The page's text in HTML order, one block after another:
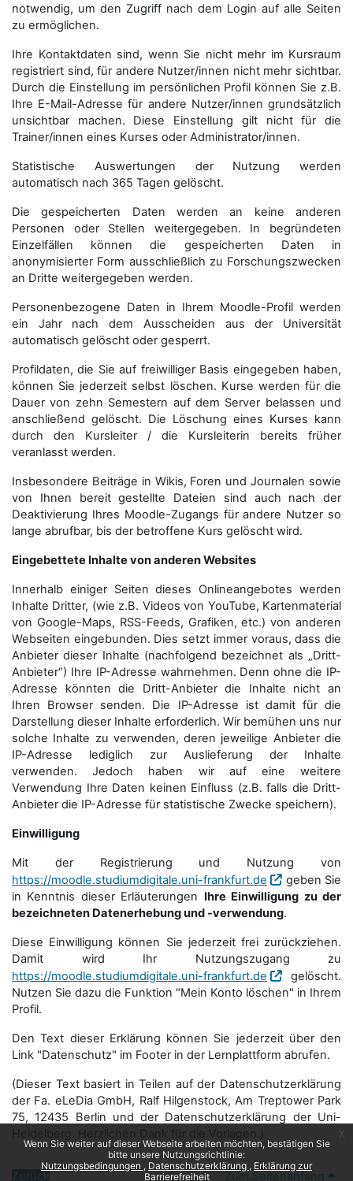
Wenn Sie weiter auf dieser Webseite arbeiten möchten, bestätigen Sie
bitte unsere Nutzungsrichtlinie:
Nutzungsbedingungen
Datenschutzerklärung
Erklärung zur
Barrierefreiheit
notwendig, um den Zugriff nach dem Login auf alle Seiten
zu ermöglichen.
Ihre Kontaktdaten sind, wenn Sie nicht mehr im Kursraum
registriert sind, für andere Nutzer/innen nicht mehr sichtbar.
Durch die Einstellung im persönlichen Profil können Sie z.B.
Ihre E-Mail-Adresse für andere Nutzer/innen grundsätzlich
unsichtbar machen. Diese Einstellung gilt nicht für die
Trainer/innen eines Kurses oder Administrator/innen.
Statistische Auswertungen der Nutzung werden
automatisch nach 365 Tagen gelöscht.
Die gespeicherten Daten werden an keine anderen
Personen oder Stellen weitergegeben. In begründeten
Einzelfällen können die gespeicherten Daten in
anonymisierter Form aus­schließ­lich zu Forschungszwecken
an Dritte weitergegeben werden.
Personenbezogene Daten in Ihrem Moodle-Profil werden
ein Jahr nach dem Ausscheiden aus der Universität
automatisch gelöscht oder gesperrt.
Profildaten, die Sie auf freiwilliger Basis eingegeben haben,
können Sie jederzeit selbst löschen. Kurse werden für die
Dauer von zehn Semestern auf dem Server belassen und
anschließend gelöscht. Die Löschung eines Kurses kann
durch den Kursleiter / die Kursleiterin bereits früher
veranlasst werden.
Insbesondere Beiträge in Wikis, Foren und Journalen sowie
von Ihnen bereit gestellte Dateien sind auch nach der
Deaktivierung Ihres Moodle-Zugangs für andere Nutzer so
lange abrufbar, bis der betroffene Kurs gelöscht wird.
Eingebettete Inhalte von anderen Websites
Innerhalb einiger Seiten dieses Onlineangebotes werden
Inhalte Dritter, (wie z.B. Videos von YouTube, Kartenmaterial
von Google-Maps, RSS-Feeds, Grafiken, etc.) von anderen
Webseiten eingebunden. Dies setzt immer voraus, dass die
Anbieter dieser Inhalte (nachfolgend bezeichnet als „Dritt-
Anbieter“) Ihre IP-Adresse wahrnehmen. Denn ohne die IP-
Adresse könnten die Dritt-Anbieter die Inhalte nicht an
Ihren Browser senden. Die IP-Adresse ist damit für die
Darstellung dieser Inhalte erforderlich. Wir bemühen uns nur
solche Inhalte zu verwenden, deren jeweilige Anbieter die
IP-Adresse lediglich zur Auslieferung der Inhalte
verwenden. Jedoch haben wir auf eine weitere
Verwendung Ihre Daten keinen Einfluss (z.B. falls die Dritt-
Anbieter die IP-Adresse für statistische Zwecke speichern).
Einwilligung
Mit der Registrierung und Nutzung von
https://moodle.studiumdigitale.uni-frankfurt.de
geben Sie
in Kenntnis dieser Erläuterungen Ihre Einwilligung zu der
bezeichneten Datenerhebung und -verwendung.
Diese Einwilligung können Sie jederzeit frei zurückziehen.
Damit wird Ihr Nutzungszugang zu
https://moodle.studiumdigitale.uni-frankfurt.de
gelöscht.
Nutzen Sie dazu die Funktion "Mein Konto löschen" in Ihrem
Profil.
Den Text dieser Erklärung können Sie jederzeit über den
Link "Datenschutz" im Footer in der Lernplattform abrufen.
(Dieser Text basiert in Teilen auf der Datenschutzerklärung
der Fa. eLeDia GmbH, Ralf Hilgenstock, Am Treptower Park
75, 12435 Berlin und der Datenschutzerklärung der Uni-
Zurück Zum Seitenanfang